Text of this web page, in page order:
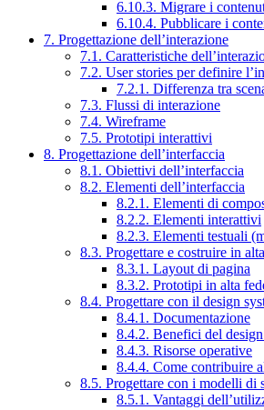
6.10.3. Migrare i
6.10.4. Pubblicare i
7. Progettazione dell’interazione
7.1. Caratteristiche
7.2. User stories per definire
7.2.1. Differenza tra
7.3. Flussi di interazione
7.4. Wireframe
7.5. Prototipi interattivi
8. Progettazione dell’interfaccia
8.1. Obiettivi dell’interfaccia
8.2. Elementi dell’interfaccia
8.2.1. Elementi di
8.2.2. Elementi interattivi
8.2.3. Elementi testuali
8.3. Progettare e costruire in
8.3.1. Layout di pagina
8.3.2. Prototipi in alta
8.4. Progettare con il design
8.4.1. Documentazione
8.4.2. Benefici del
8.4.3. Risorse operative
8.4.4. Come contribuire
8.5. Progettare con i modelli di
8.5.1. Vantaggi